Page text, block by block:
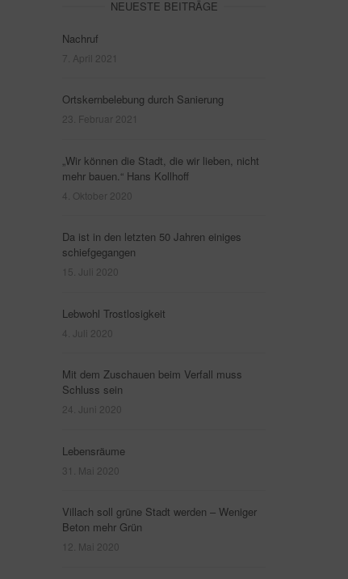
NEUESTE BEITRÄGE
Nachruf
7. April 2021
Ortskernbelebung durch Sanierung
23. Februar 2021
„Wir können die Stadt, die wir lieben, nicht
mehr bauen.“ Hans Kollhoff
4. Oktober 2020
Da ist in den letzten 50 Jahren einiges
schiefgegangen
15. Juli 2020
Lebwohl Trostlosigkeit
4. Juli 2020
Mit dem Zuschauen beim Verfall muss
Schluss sein
24. Juni 2020
Lebensräume
31. Mai 2020
Villach soll grüne Stadt werden – Weniger
Beton mehr Grün
12. Mai 2020